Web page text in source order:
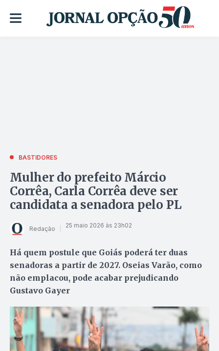
BASTIDORES
Mulher do prefeito Márcio
Corrêa, Carla Corrêa deve ser
candidata a senadora pelo PL
Redação 25 maio 2026 às 23h02
Há quem postule que Goiás poderá ter duas
senadoras a partir de 2027. Oseias Varão, como
não emplacou, pode acabar prejudicando
Gustavo Gayer